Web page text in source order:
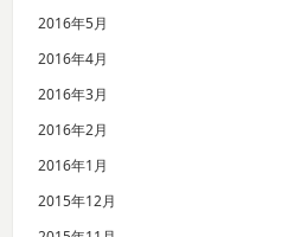
2016年5月
2016年4月
2016年3月
2016年2月
2016年1月
2015年12月